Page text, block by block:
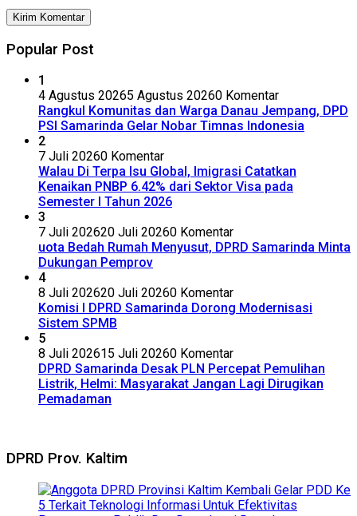
Popular Post
1
4 Agustus 20265 Agustus 20260 Komentar
Rangkul Komunitas dan Warga Danau Jempang, DPD
PSI Samarinda Gelar Nobar Timnas Indonesia
2
7 Juli 20260 Komentar
Walau Di Terpa Isu Global, Imigrasi Catatkan
Kenaikan PNBP 6.42% dari Sektor Visa pada
Semester I Tahun 2026
3
7 Juli 202620 Juli 20260 Komentar
uota Bedah Rumah Menyusut, DPRD Samarinda Minta
Dukungan Pemprov
4
8 Juli 202620 Juli 20260 Komentar
Komisi I DPRD Samarinda Dorong Modernisasi
Sistem SPMB
5
8 Juli 202615 Juli 20260 Komentar
DPRD Samarinda Desak PLN Percepat Pemulihan
Listrik, Helmi: Masyarakat Jangan Lagi Dirugikan
Pemadaman
DPRD Prov. Kaltim